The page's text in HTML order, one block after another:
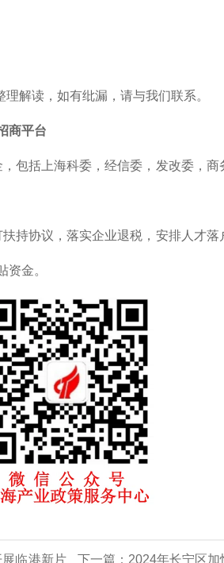
解读，如有纰漏，请与我们联系。
商平台
包括上海科委，经信委，发改委，
持协议，落实企业退税，安排人才
金。
临港新片 下一篇： 2024年长宁区